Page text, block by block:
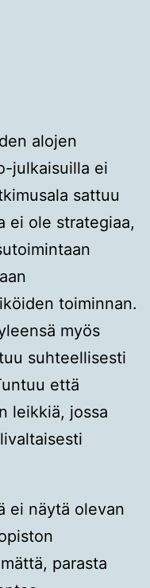
alojen
julkaisuilla ei
sattuu
ei ole strategiaa,
toiminnan.
myös
suhteellisesti
että
leikkiä, jossa
ei näytä olevan
parasta